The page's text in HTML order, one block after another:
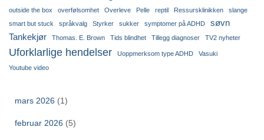
outside the box
overfølsomhet Overleve Pelle reptil Ressursklinikken
slange
smart but stuck
språkvalg Styrker sukker symptomer på ADHD
søvn
Tankekjør
Thomas. E. Brown Tids blindhet Tillegg diagnoser TV2 nyheter
Uforklarlige hendelser Uoppmerksom type ADHD
Vasuki
Youtube video
mars 2026 (1)
februar 2026 (5)